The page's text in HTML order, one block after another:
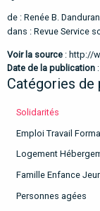
de : Renée B.
dans : Revue Service
Voir la source : http://
Date de la publication :
Catégories de
Solidarités
Emploi Travail
Logement
Famille Enfance
Personnes agées